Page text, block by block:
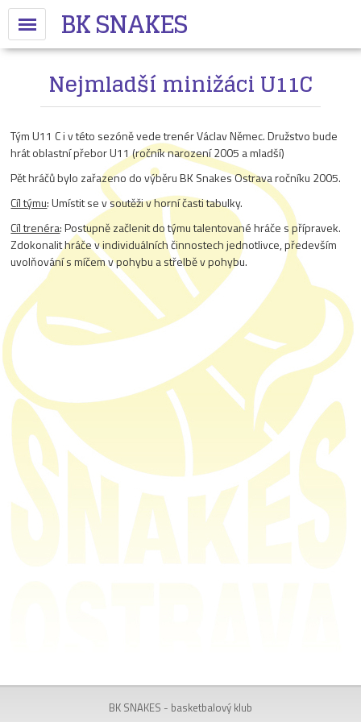
BK SNAKES
Nejmladší minižáci U11C
Tým U11 C i v této sezóně vede trenér Václav Němec. Družstvo bude
hrát oblastní přebor U11 (ročník narození 2005 a mladší)
Pět hráčů bylo zařazeno do výběru BK Snakes Ostrava ročníku 2005.
Cíl týmu: Umístit se v soutěži v horní časti tabulky.
Cíl trenéra: Postupně začlenit do týmu talentované hráče s přípravek.
Zdokonalit hráče v individuálních činnostech jednotlivce, především
uvolňování s míčem v pohybu a střelbě v pohybu.
BK SNAKES - basketbalový klub